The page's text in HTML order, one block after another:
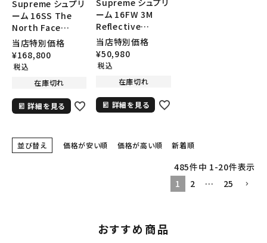
Supreme シュプリ
ーム 16SS The
North Face
Steep Tech
Hooded Jacket
ノースフェイスティ
ケット ホワイト
当店特別価格
¥168,800
税込
在庫切れ
詳細を見る
Supreme シュプリ
ーム 16FW 3M
Reflective
Repeat
Backpack リフレ
クティブリピートバ
当店特別価格
¥50,980
税込
在庫切れ
詳細を見る
並び替え 価格が安い順 価格が高い順 新着順
485件中 1-20件表示
1
2 … 25
おすすめ商品